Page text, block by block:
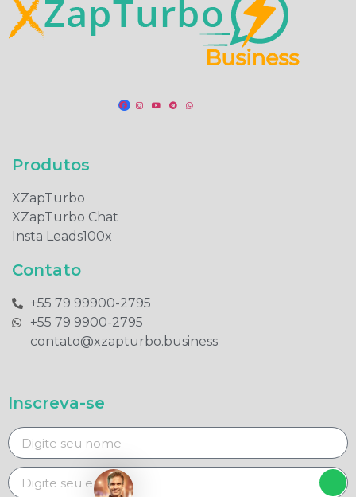
Produtos​
XZapTurbo
XZapTurbo Chat
Insta Leads100x
Contato
+55 79 99900-2795​
+55 79 9900-2795​
contato@xzapturbo.business
Inscreva-se